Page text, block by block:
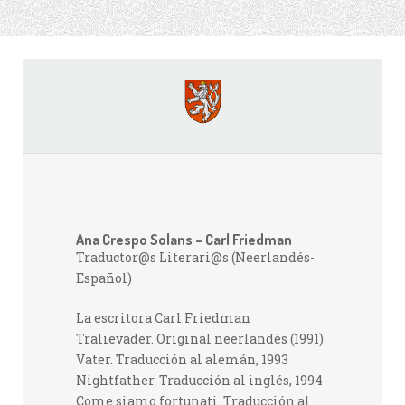
Ana Crespo Solans – Carl Friedman
Traductor@s Literari@s (Neerlandés-
Español)
La escritora Carl Friedman
Tralievader. Original neerlandés (1991)
Vater. Traducción al alemán, 1993
Nightfather. Traducción al inglés, 1994
Come siamo fortunati. Traducción al